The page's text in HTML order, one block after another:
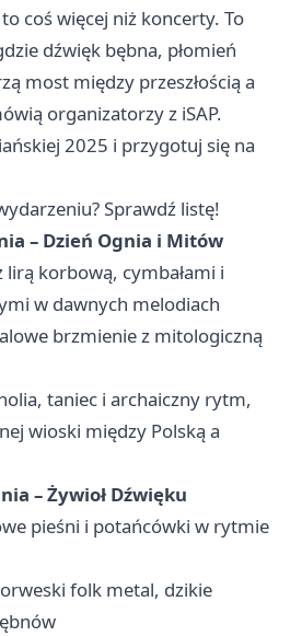
to coś więcej niż koncerty. To
dźwięk bębna, płomień
most między przeszłością a
organizatorzy z iSAP.
2025 i przygotuj się na
Sprawdź listę!
– Dzień Ognia i Mitów
lirą korbową, cymbałami i
w dawnych melodiach
brzmienie z mitologiczną
taniec i archaiczny rytm,
wioski między Polską a
– Żywioł Dźwięku
pieśni i potańcówki w rytmie
folk metal, dzikie